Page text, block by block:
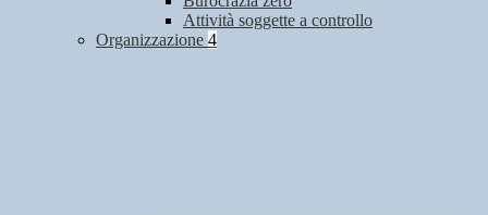
Attività soggette a controllo
Organizzazione 4